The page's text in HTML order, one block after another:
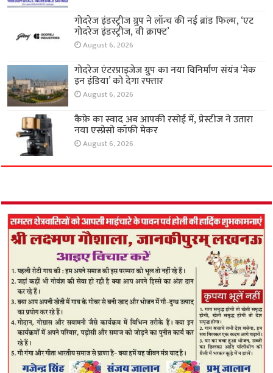
गोदरेज इंडस्ट्रीज ग्रुप ने लॉन्च की नई ब्रांड फिल्म, ‘एट
गोदरेज इंडस्ट्रीज, वी क्राफ्ट’
August 6, 2026
गोदरेज एंटरप्राइजेज ग्रुप का नया विनिर्माण संयंत्र ‘मेक
इन इंडिया’ को देगा रफ्तार
August 6, 2026
कैफ़े का स्वाद अब आपकी रसोई में, प्रेस्टीज ने उतारा
नया एस्प्रेसो कॉफी मेकर
August 6, 2026